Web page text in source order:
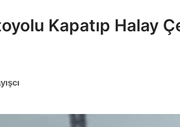
Kapatıp Halay